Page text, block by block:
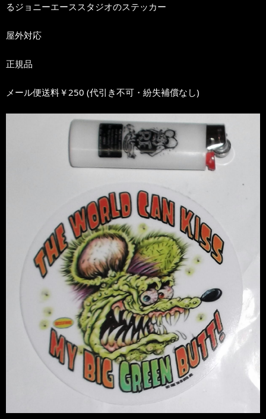
るジョニーエーススタジオのステッカー
屋外対応
正規品
メール便送料￥250 (代引き不可・紛失補償なし)